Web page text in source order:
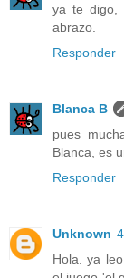
ya te digo,
abrazo.
Responder
Blanca B
pues
Blanca, es
Responder
Unknown
Hola. ya